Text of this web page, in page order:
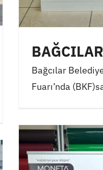
Bağcılar
Fuarı’nda